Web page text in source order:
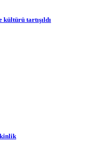
kültürü tartışıldı